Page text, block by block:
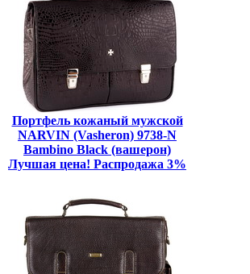
Портфель кожаный мужской
NARVIN (Vasheron) 9738-N
Bambino Black (вашерон)
Лучшая цена! Распродажа 3%